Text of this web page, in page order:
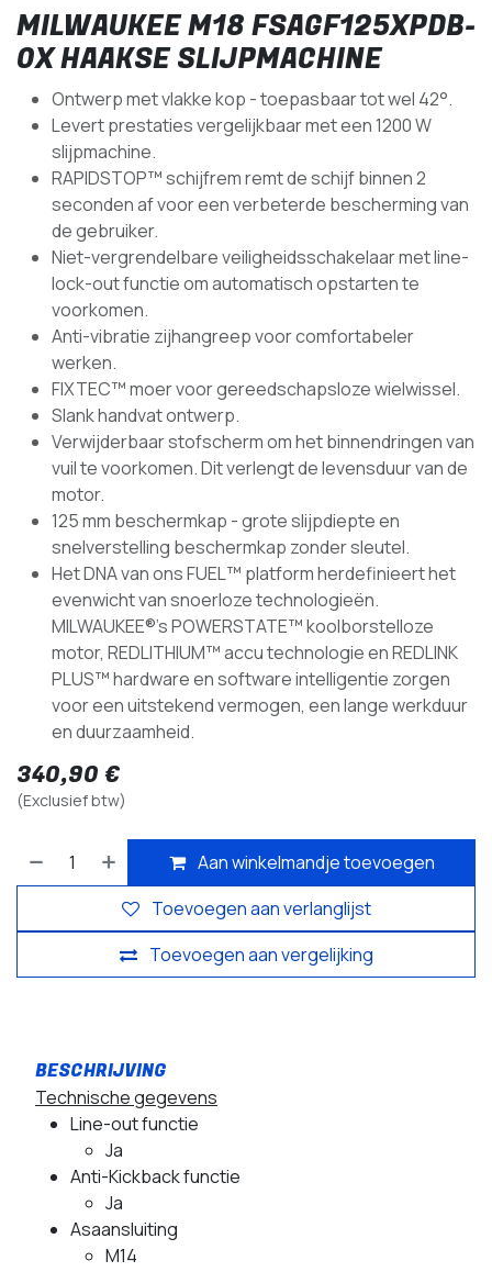
MILWAUKEE M18 FSAGF125XPDB-
0X HAAKSE SLIJPMACHINE
Ontwerp met vlakke kop - toepasbaar tot wel 42°.
Levert prestaties vergelijkbaar met een 1200 W
slijpmachine.
RAPIDSTOP™ schijfrem remt de schijf binnen 2
seconden af voor een verbeterde bescherming van
de gebruiker.
Niet-vergrendelbare veiligheidsschakelaar met line-
lock-out functie om automatisch opstarten te
voorkomen.
Anti-vibratie zijhangreep voor comfortabeler
werken.
FIXTEC™ moer voor gereedschapsloze wielwissel.
Slank handvat ontwerp.
Verwijderbaar stofscherm om het binnendringen van
vuil te voorkomen. Dit verlengt de levensduur van de
motor.
125 mm beschermkap - grote slijpdiepte en
snelverstelling beschermkap zonder sleutel.
Het DNA van ons FUEL™ platform herdefinieert het
evenwicht van snoerloze technologieën.
MILWAUKEE®'s POWERSTATE™ koolborstelloze
motor, REDLITHIUM™ accu technologie en REDLINK
PLUS™ hardware en software intelligentie zorgen
voor een uitstekend vermogen, een lange werkduur
en duurzaamheid.
340,90 €
(Exclusief btw)
Aan winkelmandje toevoegen
Toevoegen aan vergelijking
Toevoegen aan verlanglijst
Technische gegevens
Line-out functie
Ja
Anti-Kickback functie
Ja
Asaansluiting
M14